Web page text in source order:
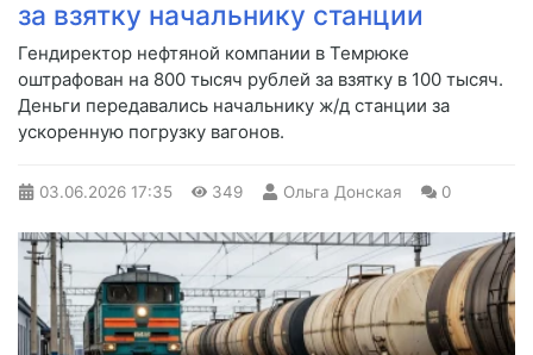
за взятку начальнику станции
Гендиректор нефтяной компании в Темрюке
оштрафован на 800 тысяч рублей за взятку в 100 тысяч.
Деньги передавались начальнику ж/д станции за
ускоренную погрузку вагонов.
03.06.2026 17:35 349 Ольга Донская 0